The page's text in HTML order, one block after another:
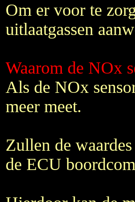
Om er voor te
uitlaatgassen
Waarom de NOx
Als de NOx
meer meet.
Zullen de
de ECU